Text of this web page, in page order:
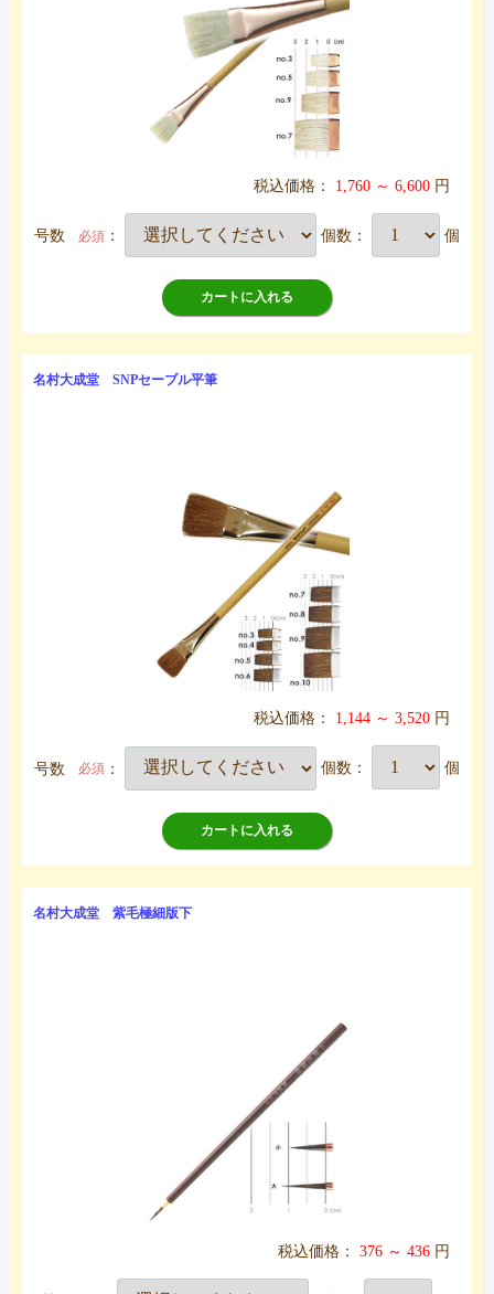
税込価格： 1,760 ～ 6,600 円
号数 必須 ： 個数： 個
カートに入れる
名村大成堂 SNPセーブル平筆
税込価格： 1,144 ～ 3,520 円
号数 必須 ： 個数： 個
カートに入れる
名村大成堂 紫毛極細版下
税込価格： 376 ～ 436 円